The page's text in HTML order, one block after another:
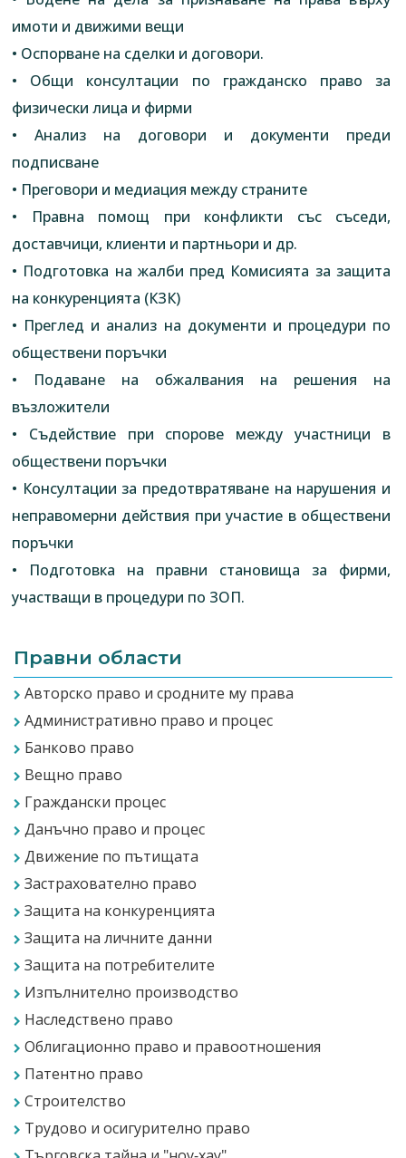
имоти и движими вещи
• Оспорване на сделки и договори.
• Общи консултации по гражданско право за
физически лица и фирми
• Анализ на договори и документи преди
подписване
• Преговори и медиация между страните
• Правна помощ при конфликти със съседи,
доставчици, клиенти и партньори и др.
• Подготовка на жалби пред Комисията за защита
на конкуренцията (КЗК)
• Преглед и анализ на документи и процедури по
обществени поръчки
• Подаване на обжалвания на решения на
възложители
• Съдействие при спорове между участници в
обществени поръчки
• Консултации за предотвратяване на нарушения и
неправомерни действия при участие в обществени
поръчки
• Подготовка на правни становища за фирми,
участващи в процедури по ЗОП.
Правни области
Авторско право и сродните му права
Административно право и процес
Банково право
Вещно право
Граждански процес
Данъчно право и процес
Движение по пътищата
Застрахователно право
Защита на конкуренцията
Защита на личните данни
Защита на потребителите
Изпълнително производство
Наследствено право
Облигационно право и правоотношения
Патентно право
Строителство
Трудово и осигурително право